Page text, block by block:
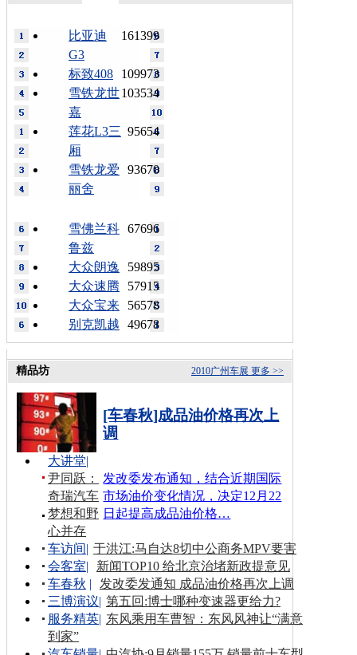
161399
比亚迪
G3
109973
标致408
103534
雪铁龙世
嘉
95654
莲花L3三
厢
93670
雪铁龙爱
丽舍
67696
雪佛兰科
鲁兹
59895
大众朗逸
57915
大众速腾
56578
大众宝来
49678
别克凯越
更多 >>
2010广州车展
精品坊
[车春秋]成品油价格再次上
调
发改委发布通知，结合近期国际
市场油价变化情况，决定12月22
日起提高成品油价格…
大讲堂|
尹同跃：
奇瑞汽车
梦想和野
心并存
车访间| 于洪江:马自达8切中公商务MPV要害
会客室|
新闻TOP10 给北京治堵新政提意见
车春秋 |
发改委发通知 成品油价格再次上调
三博演议| 第五回:博士哪种变速器更给力?
服务精英| 东风乘用车曹智：东风风神让“满意
到家”